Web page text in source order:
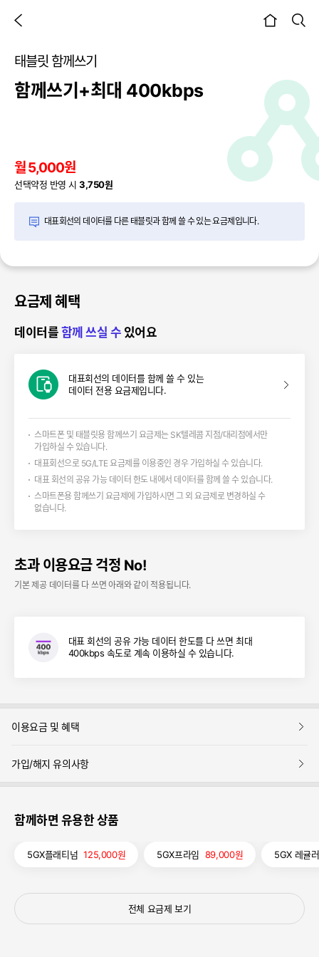
본문시작
태블릿 함께쓰기
함께쓰기+최대 400kbps
월 5,000원
선택약정 반영 시3,750원
대표회선의 데이터를 다른 태블릿과 함께 쓸 수 있는 요금제입니다.
요금제 혜택
데이터를 함께 쓰실 수 있어요
대표회선의 데이터를 함께 쓸 수 있는
데이터 전용 요금제입니다.
스마트폰 및 태블릿용 함께쓰기 요금제는 SK텔레콤 지점/대리점에서만
가입하실 수 있습니다.
대표회선으로 5G/LTE 요금제를 이용중인 경우 가입하실 수 있습니다.
대표 회선의 공유 가능 데이터 한도 내에서 데이터를 함께 쓸 수 있습니다.
스마트폰용 함께쓰기 요금제에 가입하시면 그 외 요금제로 변경하실 수
없습니다.
초과 이용요금 걱정 No!
기본 제공 데이터를 다 쓰면 아래와 같이 적용됩니다.
대표 회선의 공유 가능 데이터 한도를 다 쓰면 최대
400kbps 속도로 계속 이용하실 수 있습니다.
이용요금 및 혜택
보
가입/해지 유의사항
보
함께하면 유용한 상품
5GX플래티넘 125,000원 5GX프라임 89,000원 5GX 레귤
전체 요금제 보기